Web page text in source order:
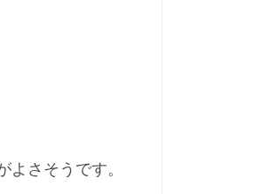
さそうです。